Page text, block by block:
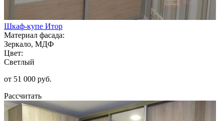
Шкаф-купе Итор
Материал фасада:
Зеркало, МДФ
Цвет:
Светлый
от 51 000 руб.
Рассчитать